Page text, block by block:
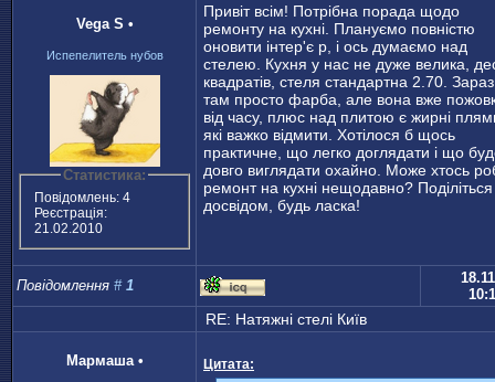
Vega S •
Испепелитель нубов
Статистика:
Повідомлень: 4
Реєстрація:
21.02.2010
Привіт всім! Потрібна порада щодо
ремонту на кухні. Плануємо повністю
оновити інтер'є р, і ось думаємо над
стелею. Кухня у нас не дуже велика,
квадратів, стеля стандартна 2.70. Зараз
там просто фарба, але вона вже
від часу, плюс над плитою є жирні
які важко відмити. Хотілося б щось
практичне, що легко доглядати і що
довго виглядати охайно. Може хтось
ремонт на кухні нещодавно? Поділіться
досвідом, будь ласка!
Повідомлення # 1
RE: Натяжнi стелi Киïв
Мармаша • Цитата: